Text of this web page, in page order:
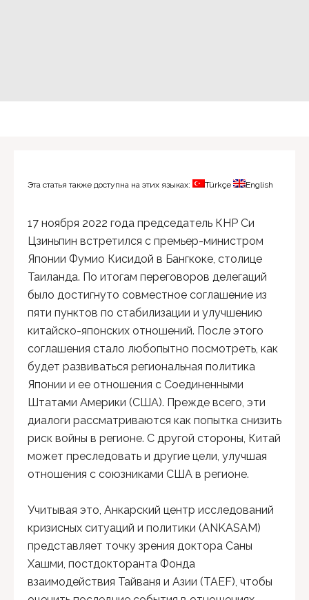
Эта статья также доступна на этих языках: Türkçe English
17 ноября 2022 года председатель КНР Си
Цзиньпин встретился с премьер-министром
Японии Фумио Кисидой в Бангкоке, столице
Таиланда. По итогам переговоров делегаций
было достигнуто совместное соглашение из
пяти пунктов по стабилизации и улучшению
китайско-японских отношений. После этого
соглашения стало любопытно посмотреть, как
будет развиваться региональная политика
Японии и ее отношения с Соединенными
Штатами Америки (США). Прежде всего, эти
диалоги рассматриваются как попытка снизить
риск войны в регионе. С другой стороны, Китай
может преследовать и другие цели, улучшая
отношения с союзниками США в регионе.
Учитывая это, Анкарский центр исследований
кризисных ситуаций и политики (ANKASAM)
представляет точку зрения доктора Саны
Хашми, постдокторанта Фонда
взаимодействия Тайваня и Азии (TAEF), чтобы